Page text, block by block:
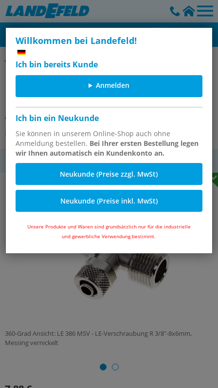
Willkommen bei Landefeld!
Ich bin bereits Kunde
Anmelden
Ich bin ein Neukunde
Sie können in unserem Online-Shop auch ohne
Anmeldung bestellen. Bei Ihrer ersten Bestellung legen
wir Ihnen automatisch ein Kundenkonto an.
Neukunde (Preise zzgl. MwSt)
Neukunde (Preise inkl. MwSt)
Unsere Produkte und Waren sind grundsätzlich nur für die industrielle
und gewerbliche Verwendung bestimmt.
LE-Verschraubungen, konisches Gewinde, CK
LE-Verschraubung R 3/8"-8x6mm,
Messing vernickelt
Artikelnummer: LE 386 MSV
Andere Varianten des Artikels
MwSt.
360-Grad Ansicht: LE 386 MSV - LE-Verschraubung R 3/8"-8x6mm,
Messing vernickelt